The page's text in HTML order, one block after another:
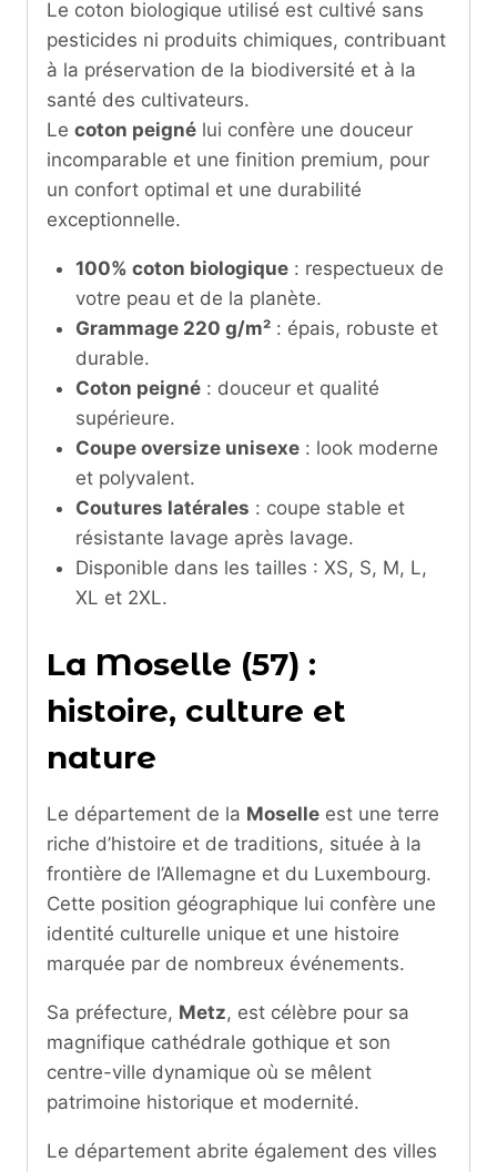
Le coton biologique utilisé est cultivé sans
pesticides ni produits chimiques, contribuant
à la préservation de la biodiversité et à la
santé des cultivateurs.
Le coton peigné lui confère une douceur
incomparable et une finition premium, pour
un confort optimal et une durabilité
exceptionnelle.
100% coton biologique: respectueux de
votre peau et de la planète.
Grammage 220 g/m²: épais, robuste et
durable.
Coton peigné: douceur et qualité
supérieure.
Coupe oversize unisexe: look moderne
et polyvalent.
Coutures latérales : coupe stable et
résistante lavage après lavage.
Disponible dans les tailles : XS, S, M, L,
XL et 2XL.
La Moselle (57) :
histoire, culture et
nature
Le département de la Moselle est une terre
riche d’histoire et de traditions, située à la
frontière de l’Allemagne et du Luxembourg.
Cette position géographique lui confère une
identité culturelle unique et une histoire
marquée par de nombreux événements.
Sa préfecture, Metz, est célèbre pour sa
magnifique cathédrale gothique et son
centre-ville dynamique où se mêlent
patrimoine historique et modernité.
Le département abrite également des villes